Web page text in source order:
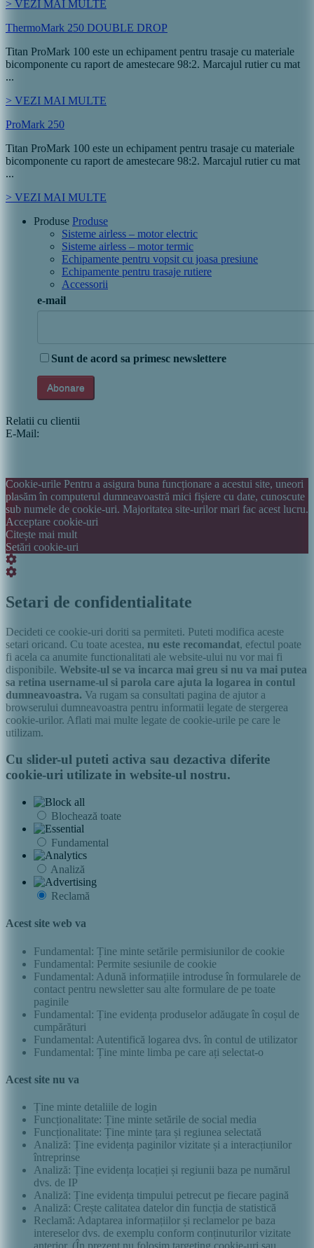
> VEZI MAI MULTE
ThermoMark 250 DOUBLE DROP
Titan ProMark 100 este un echipament pentru trasaje cu materiale
bicomponente cu raport de amestecare 98:2. Marcajul rutier cu mat
...
> VEZI MAI MULTE
ProMark 250
Titan ProMark 100 este un echipament pentru trasaje cu materiale
bicomponente cu raport de amestecare 98:2. Marcajul rutier cu mat
...
> VEZI MAI MULTE
Produse Produse
Sisteme airless – motor electric
Sisteme airless – motor termic
Echipamente pentru vopsit cu joasa presiune
Echipamente pentru trasaje rutiere
Accessorii
e-mail
Sunt de acord sa primesc newslettere
Relatii cu clientii
E-Mail:
Cookie-urile Pentru a asigura buna funcționare a acestui site, uneori
plasăm în computerul dumneavoastră mici fișiere cu date, cunoscute
sub numele de cookie-uri. Majoritatea site-urilor mari fac acest lucru.
Acceptare cookie-uri
Citește mai mult
Setări cookie-uri
Setări
cookie
Setări
box
Setari de confidentialitate
Decideti ce cookie-uri doriti sa permiteti. Puteti modifica aceste
setari oricand. Cu toate acestea, nu este recomandat, efectul poate
fi acela ca anumite functionalitati ale website-ului nu vor mai fi
disponibile. Website-ul se va incarca mai greu si nu va mai putea
sa retina username-ul si parola care ajuta la logarea in contul
dumneavoastra. Va rugam sa consultati pagina de ajutor a
browserului dumneavoastra pentru informatii legate de stergerea
cookie-urilor. Aflati mai multe legate de cookie-urile pe care le
utilizam.
Cu slider-ul puteti activa sau dezactiva diferite
cookie-uri utilizate in website-ul nostru.
Blochează toate
Fundamental
Analiză
Reclamă
Acest site web va
Fundamental: Ține minte setările permisiunilor de cookie
Fundamental: Permite sesiunile de cookie
Fundamental: Adună informațiile introduse în formularele de
contact pentru newsletter sau alte formulare de pe toate
paginile
Fundamental: Ține evidența produselor adăugate în coșul de
cumpărături
Fundamental: Autentifică logarea dvs. în contul de utilizator
Fundamental: Ține minte limba pe care ați selectat-o
Acest site nu va
Ține minte detaliile de login
Funcționalitate: Ține minte setările de social media
Funcționalitate: Ține minte țara și regiunea selectată
Analiză: Ține evidența paginilor vizitate și a interacțiunilor
întreprinse
Analiză: Ține evidența locației și regiunii baza pe numărul
dvs. de IP
Analiză: Ține evidența timpului petrecut pe fiecare pagină
Analiză: Crește calitatea datelor din funcția de statistică
Reclamă: Adaptarea informațiilor și reclamelor pe baza
intereselor dvs. de exemplu conform conținuturilor vizitate